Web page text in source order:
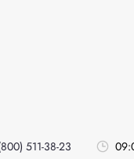
511-38-23